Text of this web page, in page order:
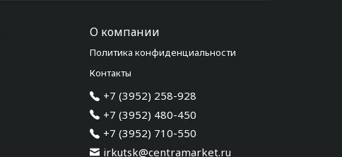
О компании
Политика конфиденциальности
Контакты
+7 (3952) 258-928
+7 (3952) 480-450
+7 (3952) 710-550
irkutsk@centramarket.ru